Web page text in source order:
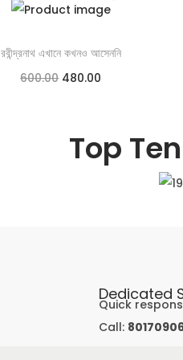
রবীন্দ্রনাথ এখানে কখনও আসেননি
600.00 480.00
Add to Wishlist
Top
Dedicated
Quick
Call: